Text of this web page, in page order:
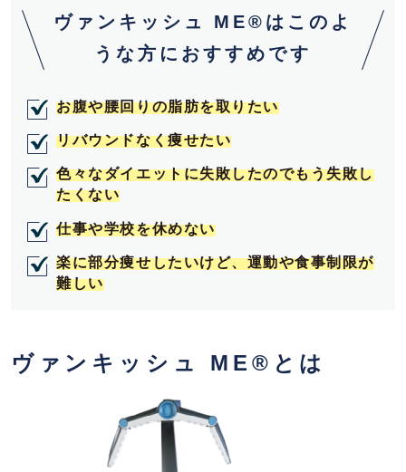
ヴァンキッシュ ME®はこのよ
うな方におすすめです
お腹や腰回りの脂肪を取りたい
リバウンドなく痩せたい
色々なダイエットに失敗したのでもう失敗し
たくない
仕事や学校を休めない
楽に部分痩せしたいけど、運動や食事制限が
難しい
ヴァンキッシュ ME®とは